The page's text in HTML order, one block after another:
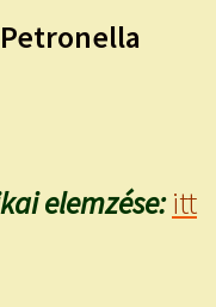
elemzése: itt